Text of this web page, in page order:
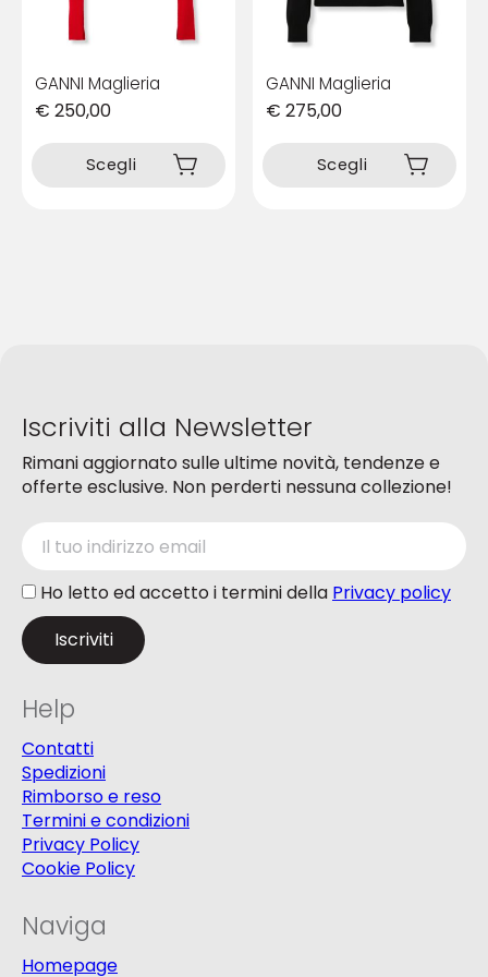
prodotto
prodotto
GANNI Maglieria
€ 250,00
Scegli
prodotto
prodotto
GANNI Maglieria
€ 275,00
Scegli
prodotto
prodotto
Iscriviti alla Newsletter
Rimani aggiornato sulle ultime novità, tendenze e
offerte esclusive. Non perderti nessuna collezione!
Ho letto ed accetto i termini della Privacy policy
Help
Contatti
Spedizioni
Rimborso e reso
Termini e condizioni
Privacy Policy
Cookie Policy
Naviga
Homepage